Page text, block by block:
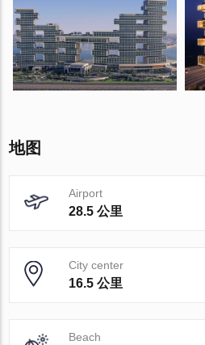
地图
Airport
28.5 公里
City center
16.5 公里
Beach